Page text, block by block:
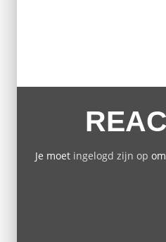
Je moet ingelogd zijn op